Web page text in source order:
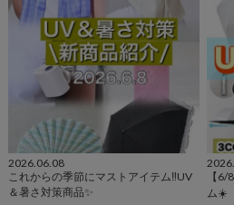
2026.06.08
これからの季節にマストアイテム‼️UV
＆暑さ対策商品✨
【
ム☀️